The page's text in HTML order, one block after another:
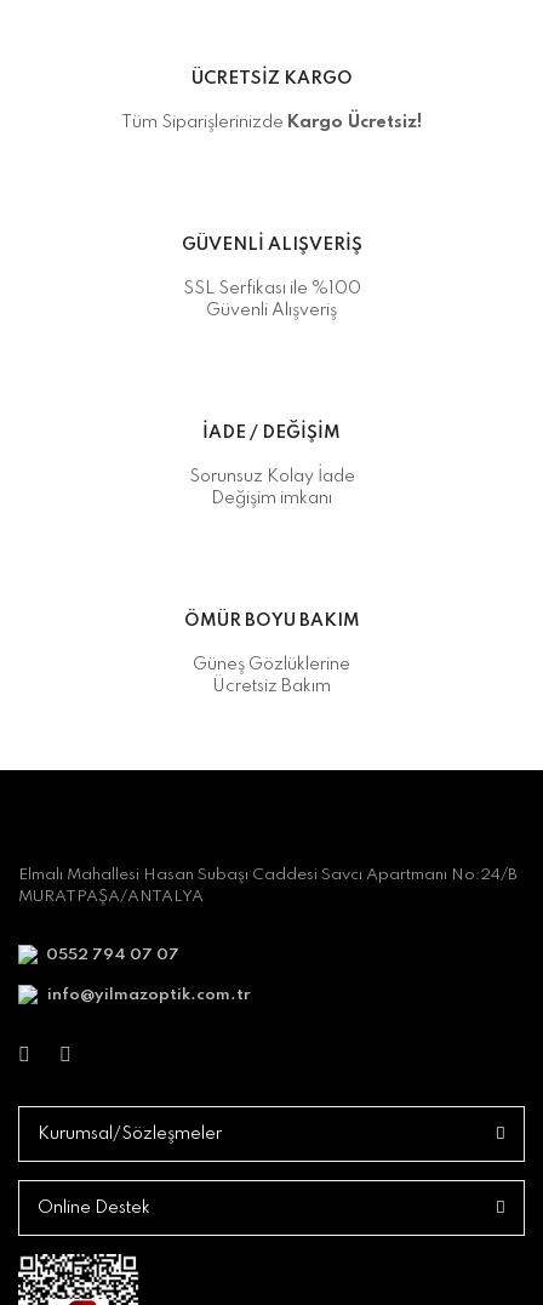
ÜCRETSİZ KARGO
Tüm Siparişlerinizde Kargo Ücretsiz!
GÜVENLİ ALIŞVERİŞ
SSL Serfikası ile %100
Güvenli Alışveriş
İADE / DEĞİŞİM
Sorunsuz Kolay İade
Değişim imkanı
ÖMÜR BOYU BAKIM
Güneş Gözlüklerine
Ücretsiz Bakım
Elmalı Mahallesi Hasan Subaşı Caddesi Savcı Apartmanı No:24/B
MURATPAŞA/ANTALYA
0552 794 07 07
info@yilmazoptik.com.tr
Kurumsal/Sözleşmeler
Online Destek